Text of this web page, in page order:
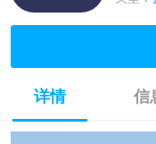
详情 信